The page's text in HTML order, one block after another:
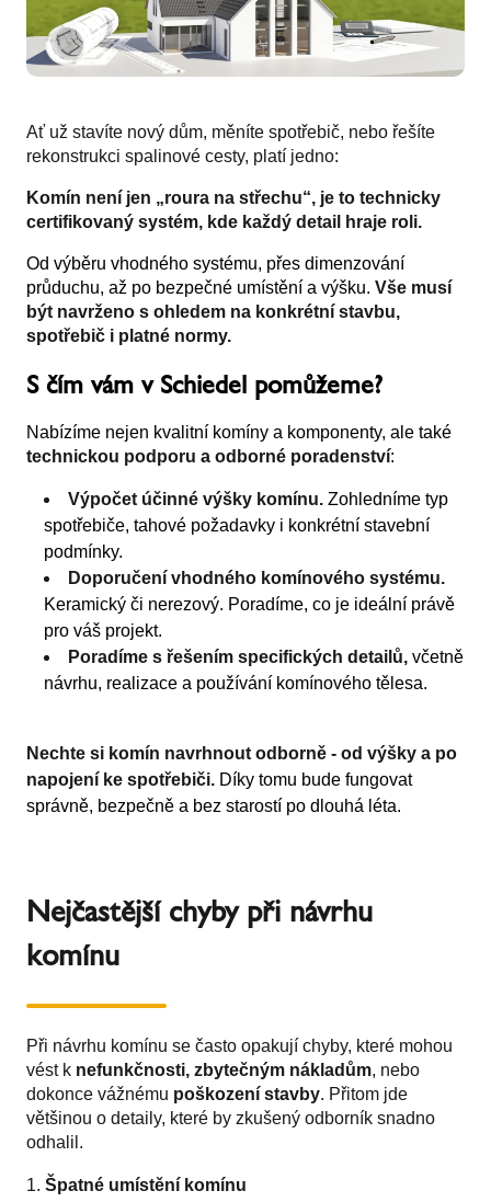
Ať už stavíte nový dům, měníte spotřebič, nebo řešíte
rekonstrukci spalinové cesty, platí jedno:
Komín není jen „roura na střechu“, je to technicky
certifikovaný systém, kde každý detail hraje roli.
Od výběru vhodného systému, přes dimenzování
průduchu, až po bezpečné umístění a výšku. Vše musí
být navrženo s ohledem na konkrétní stavbu,
spotřebič i platné normy.
S čím vám v Schiedel pomůžeme?
Nabízíme nejen kvalitní komíny a komponenty, ale také
technickou podporu a odborné poradenství:
Výpočet účinné výšky komínu. Zohledníme typ
spotřebiče, tahové požadavky i konkrétní stavební
podmínky.
Doporučení vhodného komínového systému.
Keramický či nerezový. Poradíme, co je ideální právě
pro váš projekt.
Poradíme s řešením specifických detailů, včetně
návrhu, realizace a používání komínového tělesa.
Nechte si komín navrhnout odborně - od výšky a po
napojení ke spotřebiči. Díky tomu bude fungovat
správně, bezpečně a bez starostí po dlouhá léta.
Nejčastější chyby při návrhu
komínu
Při návrhu komínu se často opakují chyby, které mohou
vést k nefunkčnosti, zbytečným nákladům, nebo
dokonce vážnému poškození stavby. Přitom jde
většinou o detaily, které by zkušený odborník snadno
odhalil.
Špatné umístění komínu